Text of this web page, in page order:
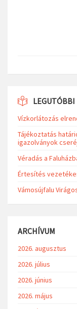
LEGUTÓBBI
Vízkorlátozás
Tájékoztatás
igazolványok
Véradás a
Értesítés
Vámosújfalu
ARCHÍVUM
2026. augusztus
2026. július
2026. június
2026. május